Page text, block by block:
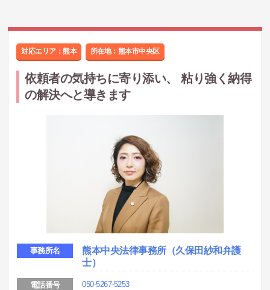
対応エリア：熊本 所在地： 熊本市中央区
依頼者の気持ちに寄り添い、 粘り強く納得
の解決へと導きます
事務所名
熊本中央法律事務所（久保田紗和弁護
士）
電話番号 050-5267-5253